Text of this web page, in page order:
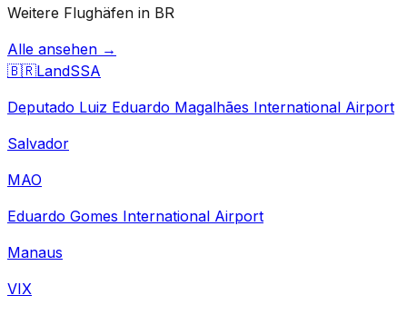
Weitere Flughäfen in BR
Alle ansehen →
🇧🇷LandSSA
Deputado Luiz Eduardo Magalhães International Airport
Salvador
MAO
Eduardo Gomes International Airport
Manaus
VIX